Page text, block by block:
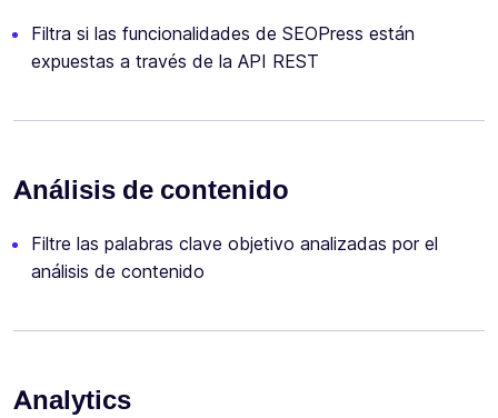
Filtra si las funcionalidades de SEOPress están
expuestas a través de la API REST
Análisis de contenido
Filtre las palabras clave objetivo analizadas por el
análisis de contenido
Analytics